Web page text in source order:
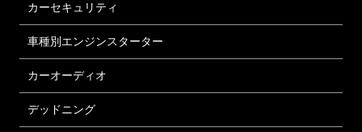
カーセキュリティ
車種別エンジンスターター
カーオーディオ
デッドニング